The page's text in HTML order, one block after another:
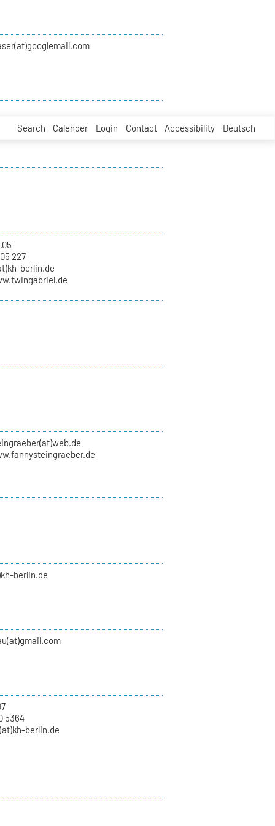
Search Calender Login Contact Accessibility Deutsch
227
berlin.de
berlin.de
5364
berlin.de